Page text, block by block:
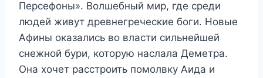
Персефоны». Волшебный мир, где среди
людей живут древнегреческие боги. Новые
Афины оказались во власти сильнейшей
снежной бури, которую наслала Деметра.
Она хочет расстроить помолвку Аида и